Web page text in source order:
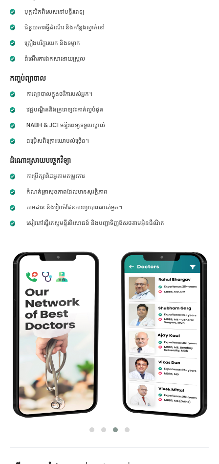
បុគ្គលិកពិសេសនៅមន្ទីរពេទ្យ
ជំនួយការធ្វើដំណើរ និងកន្លែងស្នាក់នៅ
គ្រឿងបរិក្ខារយក និងទម្លាក់
ដំណើរការឯកសារងាយស្រួល
កញ្ចប់ព្យាបាល
ការព្យាបាលក្នុងថវិការបស់អ្នក។
វេជ្ជបណ្ឌិតនិងគ្រូពេទ្យវះកាត់ល្អបំផុត
NABH & JCI មន្ទីរពេទ្យទទួលស្គាល់
ជម្រើសពិគ្រោះយោបល់ច្រើន។
ដំណោះស្រាយបច្ចេកវិទ្យា
ការប្រឹក្សាវីដេអូតាមតម្រូវការ
កំណត់ត្រាសុខភាពដែលមានសុវត្ថិភាព
តាមដាន និងរៀបចំផែនការព្យាបាលរបស់អ្នក។
សៀវភៅធ្វើតេស្តមន្ទីរពិសោធន៍ និងបញ្ជាទិញឱសថតាមអ៊ីនធឺណិត